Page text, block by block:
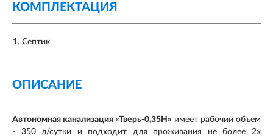
КОМПЛЕКТАЦИЯ
Септик
ОПИСАНИЕ
Автономная канализация «Тверь-0,35Н» имеет рабочий объем
- 350 л/сутки и подходит для проживания не более 2х